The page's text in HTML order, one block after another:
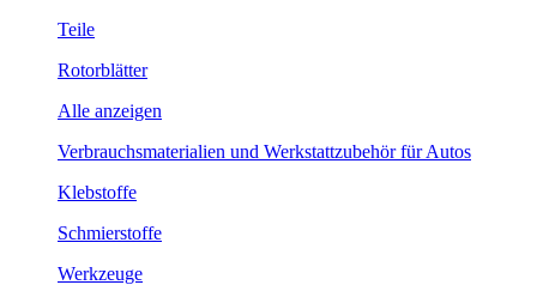
Teile
Rotorblätter
Alle anzeigen
Verbrauchsmaterialien und Werkstattzubehör für Autos
Klebstoffe
Schmierstoffe
Werkzeuge